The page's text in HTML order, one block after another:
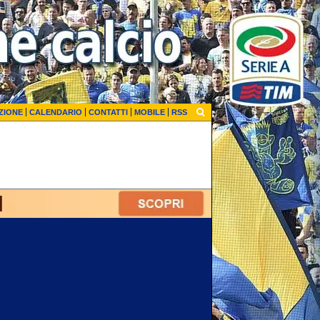
CALENDARIO CONTATTI MOBILE RSS